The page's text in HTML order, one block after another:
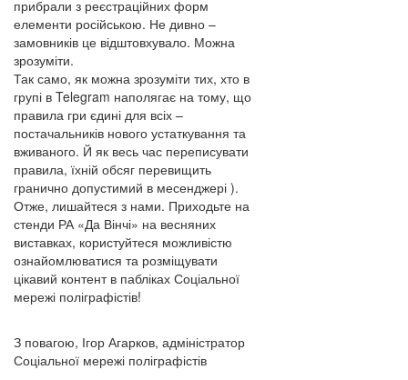
прибрали з реєстраційних форм
елементи російською. Не дивно –
замовників це відштовхувало. Можна
зрозуміти.
Так само, як можна зрозуміти тих, хто в
групі в Telegram наполягає на тому, що
правила гри єдині для всіх –
постачальників нового устаткування та
вживаного. Й як весь час переписувати
правила, їхній обсяг перевищить
гранично допустимий в месенджері ).
Отже, лишайтеся з нами. Приходьте на
стенди РА «Да Вінчі» на весняних
виставках, користуйтеся можливістю
ознайомлюватися та розміщувати
цікавий контент в пабліках Соціальної
мережі поліграфістів!
З повагою, Ігор Агарков, адміністратор
Соціальної мережі поліграфістів